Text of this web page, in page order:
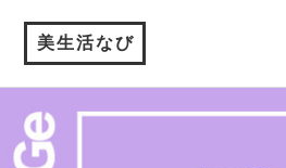
美生活なび